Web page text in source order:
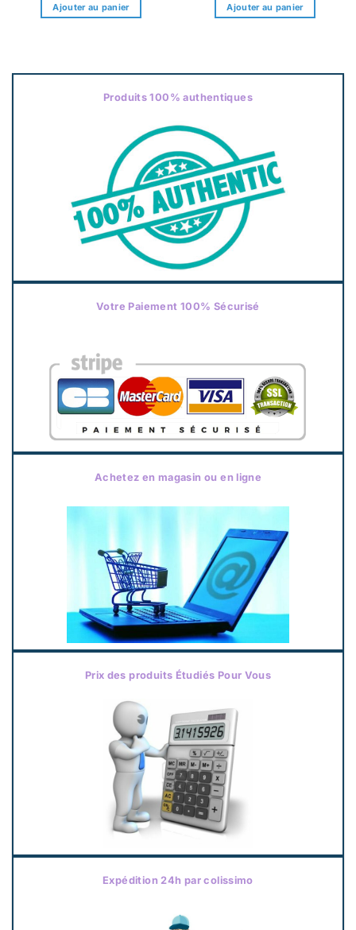
initial
était :
actuel
est :
Ajouter au panier
initial
était :
actuel
est :
Ajouter au panier
Produits 100% authentiques
Votre Paiement 100% Sécurisé
Achetez en magasin ou en ligne
Prix des produits Étudiés Pour Vous
Expédition 24h par colissimo